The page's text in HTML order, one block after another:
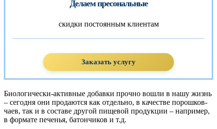
Делаем пресональные
скидки постоянным клиентам
Заказать услугу
Биологически-активные добавки прочно вошли в нашу жизнь
– сегодня они продаются как отдельно, в качестве порошков-
чаев, так и в составе другой пищевой продукции – например,
в формате печенья, батончиков и т.д.